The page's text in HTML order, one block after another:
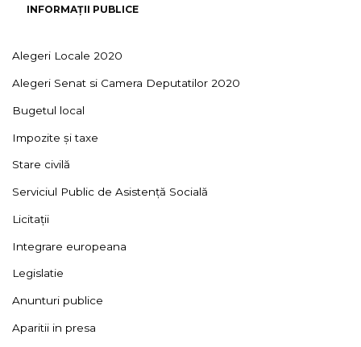
INFORMAȚII PUBLICE
Alegeri Locale 2020
Alegeri Senat si Camera Deputatilor 2020
Bugetul local
Impozite și taxe
Stare civilă
Serviciul Public de Asistență Socială
Licitații
Integrare europeana
Legislatie
Anunturi publice
Aparitii in presa